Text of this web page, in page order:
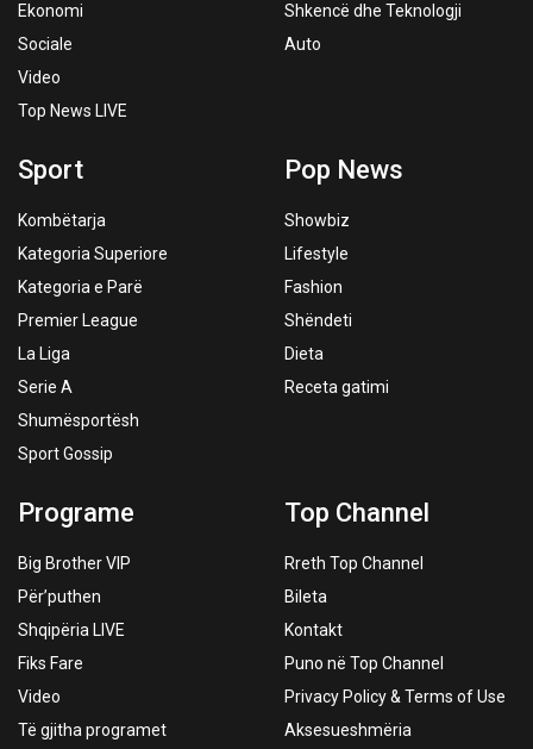
Ekonomi
Sociale
Video
Top News LIVE
Shkencë dhe Teknologji
Auto
Sport
Kombëtarja
Kategoria Superiore
Kategoria e Parë
Premier League
La Liga
Serie A
Shumësportësh
Sport Gossip
Pop News
Showbiz
Lifestyle
Fashion
Shëndeti
Dieta
Receta gatimi
Programe
Big Brother VIP
Për’puthen
Shqipëria LIVE
Fiks Fare
Video
Të gjitha programet
Top Channel
Rreth Top Channel
Bileta
Kontakt
Puno në Top Channel
Privacy Policy & Terms of Use
Aksesueshmëria